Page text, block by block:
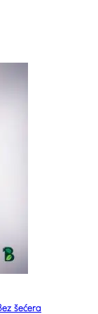
šećera